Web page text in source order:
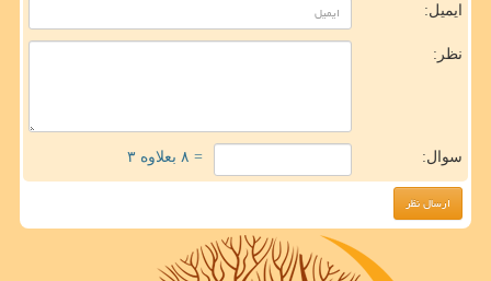
ایمیل:
نظر:
سوال: = ۸ بعلاوه ۳